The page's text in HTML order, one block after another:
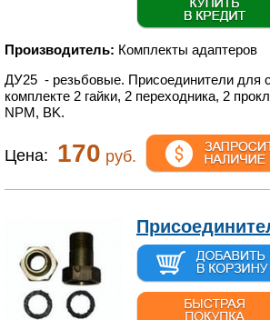
Производитель: Комплекты адаптеров
ДУ25 - резьбовые. Присоединители для
комплекте 2 гайки, 2 переходника, 2
NPM, BK.
Цена: 170 руб.